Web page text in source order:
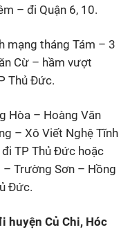
– đi Quận 6, 10.
mạng tháng Tám – 3
Cừ – hầm vượt
Thủ Đức.
Hòa – Hoàng Văn
– Xô Viết Nghệ Tĩnh
TP Thủ Đức hoặc
– Trường Sơn – Hồng
Đức.
huyện Củ Chi, Hóc